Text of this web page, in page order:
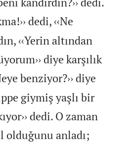
dedi, ‹‹Ne
‹‹Yerin altından
diye karşılık
benziyor?›› diye
giymiş yaşlı bir
dedi. O zaman
olduğunu anladı;